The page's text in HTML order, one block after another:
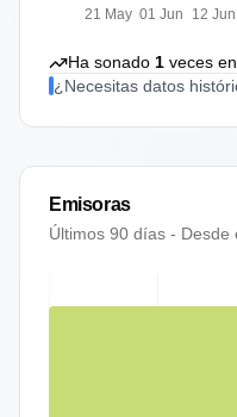
21 May 01 Jun 12 Jun
Ha sonado 1 veces
¿Necesitas datos
Emisoras
Últimos 90 días - Desde